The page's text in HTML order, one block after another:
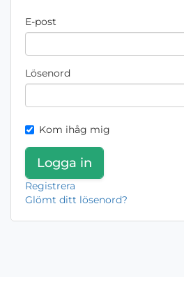
E-post
Lösenord
Kom ihåg mig
Registrera
Glömt ditt lösenord?